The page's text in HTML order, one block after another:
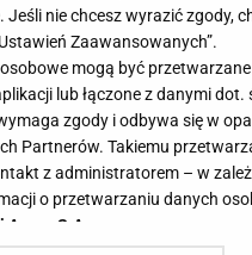
Jeśli nie chcesz wyrazić zgody,
Zaawansowanych”.
mogą być
lub łączone z danymi
zgody i odbywa się w
Partnerów. Takiemu
z administratorem – w
o przetwarzaniu danych
S.A.